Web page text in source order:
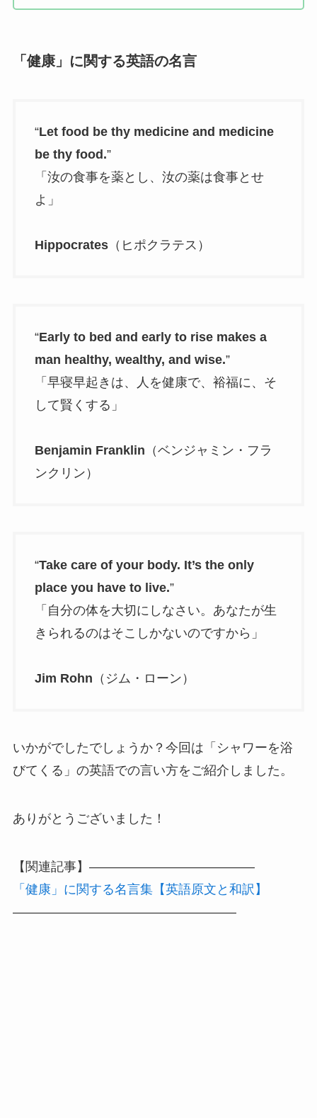
「健康」に関する英語の名言
“Let food be thy medicine and medicine
be thy food.”
「汝の食事を薬とし、汝の薬は食事とせ
よ」
Hippocrates（ヒポクラテス）
“Early to bed and early to rise makes a
man healthy, wealthy, and wise.”
「早寝早起きは、人を健康で、裕福に、そ
して賢くする」
Benjamin Franklin （ベンジャミン・フラ
ンクリン）
“Take care of your body. It’s the only
place you have to live.”
「自分の体を大切にしなさい。あなたが生
きられるのはそこしかないのですから」
Jim Rohn （ジム・ローン）
いかがでしたでしょうか？今回は「シャワーを浴
びてくる」の英語での言い方をご紹介しました。
ありがとうございました！
【関連記事】—————————————
「健康」に関する名言集【英語原文と和訳】
—————————————————–